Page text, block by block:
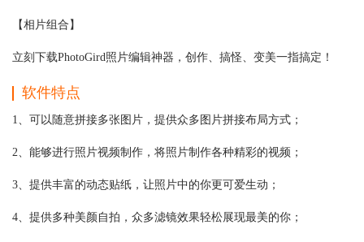
【相片组合】
立刻下载PhotoGird照片编辑神器，创作、搞怪、变美一指搞定！
软件特点
1、可以随意拼接多张图片，提供众多图片拼接布局方式；
2、能够进行照片视频制作，将照片制作各种精彩的视频；
3、提供丰富的动态贴纸，让照片中的你更可爱生动；
4、提供多种美颜自拍，众多滤镜效果轻松展现最美的你；